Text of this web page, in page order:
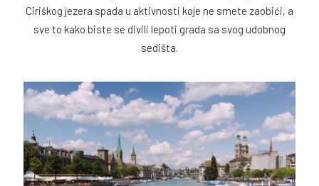
Ciriškog jezera spada u aktivnosti koje ne smete zaobići, a
sve to kako biste se divili lepoti grada sa svog udobnog
sedišta.